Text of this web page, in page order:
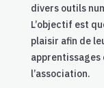
divers outils
L’objectif est
plaisir afin de
apprentissages
l’association.